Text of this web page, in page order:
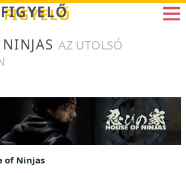
AZ UTOLSÓ
of Ninjas